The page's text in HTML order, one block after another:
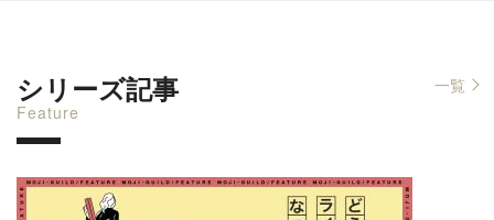
シリーズ記事
Feature
一覧